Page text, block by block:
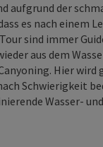
aufgrund der
es nach einem
sind immer
aus dem
Hier
Schwierigkeit
Wasser-